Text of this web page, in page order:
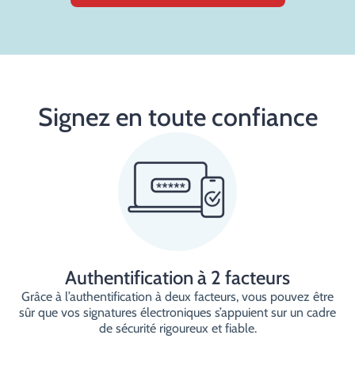
Signez en toute confiance
Authentification à 2 facteurs
Grâce à l’authentification à deux facteurs, vous pouvez être
sûr que vos signatures électroniques s’appuient sur un cadre
de sécurité rigoureux et fiable.